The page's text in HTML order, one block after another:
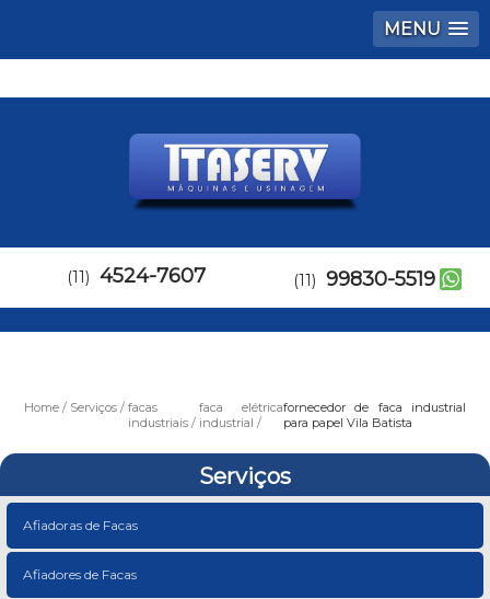
MENU
(11) 4524-7607 (11) 99830-5519
Home Serviços
facas
industriais
faca elétrica
industrial
fornecedor de faca industrial
para papel Vila Batista
Serviços
Afiadoras de Facas
Afiadores de Facas